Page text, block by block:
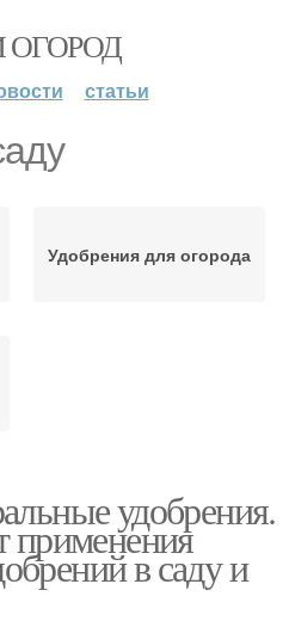
ОГОРОД
статьи
Удобрения для огорода
удобрения.
применения
в саду и